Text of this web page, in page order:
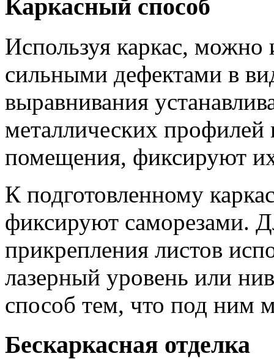
Каркасный способ
Используя каркас,
сильными дефектами в
выравнивания
металлических профилей
помещения, фиксируют
К подготовленному
фиксируют саморезами.
прикрепления листов
лазерный уровень или
способ тем, что под ним
Бескаркасная отделка